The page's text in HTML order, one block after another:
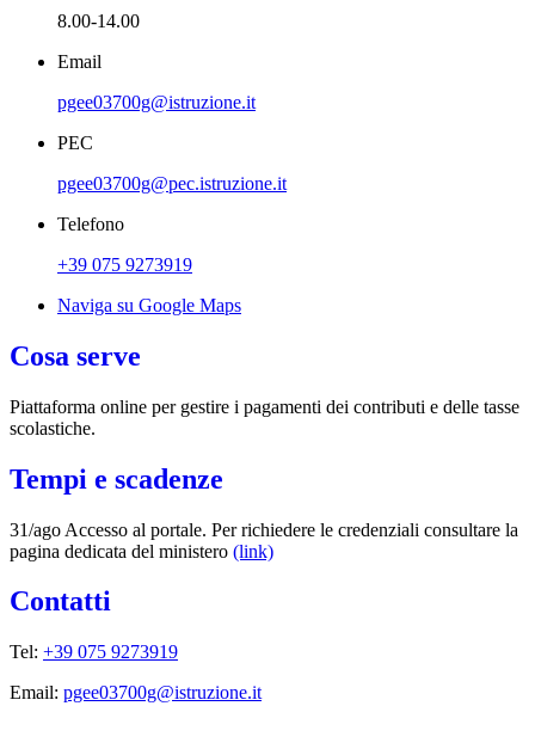
8.00-14.00
Email
pgee03700g@istruzione.it
PEC
pgee03700g@pec.istruzione.it
Telefono
+39 075 9273919
Naviga su Google Maps
Cosa serve
Piattaforma online per gestire i pagamenti dei contributi e delle tasse
scolastiche.
Tempi e scadenze
31/ago Accesso al portale. Per richiedere le credenziali consultare la
pagina dedicata del ministero (link)
Contatti
Tel: +39 075 9273919
Email: pgee03700g@istruzione.it